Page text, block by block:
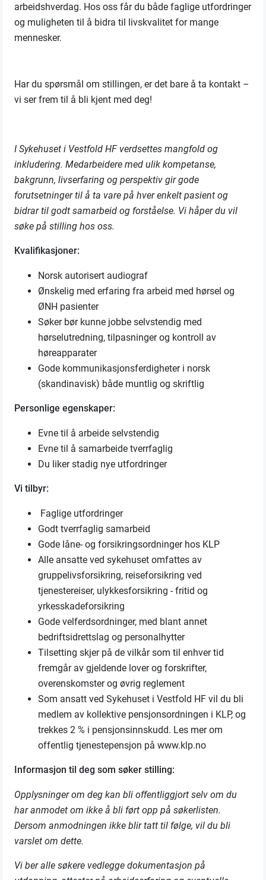
arbeidshverdag. Hos oss får du både faglige utfordringer
og muligheten til å bidra til livskvalitet for mange
mennesker.
Har du spørsmål om stillingen, er det bare å ta kontakt –
vi ser frem til å bli kjent med deg!
I Sykehuset i Vestfold HF verdsettes mangfold og
inkludering. Medarbeidere med ulik kompetanse,
bakgrunn, livserfaring og perspektiv gir gode
forutsetninger til å ta vare på hver enkelt pasient og
bidrar til godt samarbeid og forståelse. Vi håper du vil
søke på stilling hos oss.
Kvalifikasjoner:
Norsk autorisert audiograf
Ønskelig med erfaring fra arbeid med hørsel og
ØNH pasienter
Søker bør kunne jobbe selvstendig med
hørselutredning, tilpasninger og kontroll av
høreapparater
Gode kommunikasjonsferdigheter i norsk
(skandinavisk) både muntlig og skriftlig
Personlige egenskaper:
Evne til å arbeide selvstendig
Evne til å samarbeide tverrfaglig
Du liker stadig nye utfordringer
Vi tilbyr:
Faglige utfordringer
Godt tverrfaglig samarbeid
Gode låne- og forsikringsordninger hos KLP
Alle ansatte ved sykehuset omfattes av
gruppelivsforsikring, reiseforsikring ved
tjenestereiser, ulykkesforsikring - fritid og
yrkesskadeforsikring
Gode velferdsordninger, med blant annet
bedriftsidrettslag og personalhytter
Tilsetting skjer på de vilkår som til enhver tid
fremgår av gjeldende lover og forskrifter,
overenskomster og øvrig reglement
Som ansatt ved Sykehuset i Vestfold HF vil du bli
medlem av kollektive pensjonsordningen i KLP, og
trekkes 2 % i pensjonsinnskudd. Les mer om
offentlig tjenestepensjon på www.klp.no
Informasjon til deg som søker stilling:
Opplysninger om deg kan bli offentliggjort selv om du
har anmodet om ikke å bli ført opp på søkerlisten.
Dersom anmodningen ikke blir tatt til følge, vil du bli
varslet om dette.
Vi ber alle søkere vedlegge dokumentasjon på